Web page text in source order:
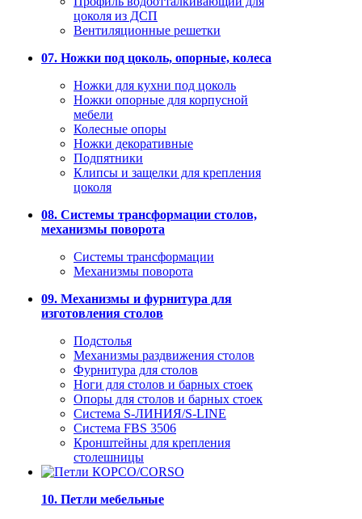
цоколя из ДСП
Вентиляционные решетки
07. Ножки под цоколь, опорные, колеса
Ножки для кухни под цоколь
Ножки опорные для корпусной
мебели
Колесные опоры
Ножки декоративные
Подпятники
Клипсы и защелки для крепления
цоколя
08. Системы трансформации столов,
механизмы поворота
Системы трансформации
Механизмы поворота
09. Механизмы и фурнитура для
изготовления столов
Подстолья
Механизмы раздвижения столов
Фурнитура для столов
Ноги для столов и барных стоек
Опоры для столов и барных стоек
Система S-ЛИНИЯ/S-LINE
Система FBS 3506
Кронштейны для крепления
столешницы
10. Петли мебельные